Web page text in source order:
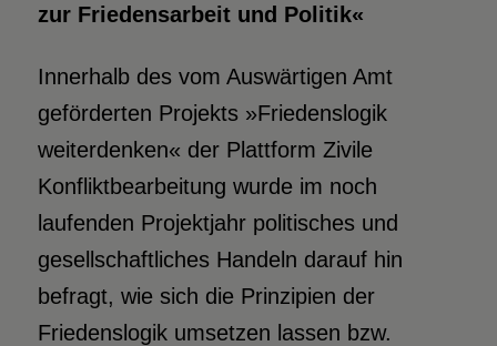
zur Friedensarbeit und Politik«
Innerhalb des vom Auswärtigen Amt
geförderten Projekts »Friedenslogik
weiterdenken« der Plattform Zivile
Konfliktbearbeitung wurde im noch
laufenden Projektjahr politisches und
gesellschaftliches Handeln darauf hin
befragt, wie sich die Prinzipien der
Friedenslogik umsetzen lassen bzw.